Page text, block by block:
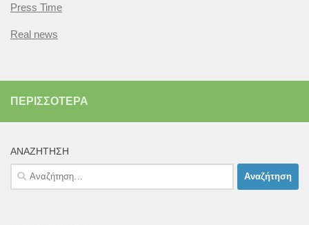
Press Time
Real news
ΠΕΡΙΣΣΌΤΕΡΑ
ΑΝΑΖΉΤΗΣΗ
Αναζήτηση
για: